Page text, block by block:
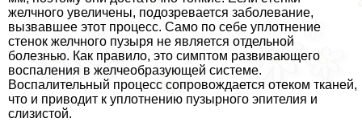
желчного увеличены, подозревается заболевание,
вызвавшее этот процесс. Само по себе уплотнение
стенок желчного пузыря не является отдельной
болезнью. Как правило, это симптом развивающего
воспаления в желчеобразующей системе.
Воспалительный процесс сопровождается отеком тканей,
что и приводит к уплотнению пузырного эпителия и
слизистой.